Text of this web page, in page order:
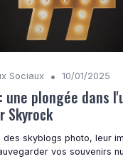
Sociaux • 10/01/2025
une plongée dans
Skyrock
skyblogs photo, leur
vos souvenirs